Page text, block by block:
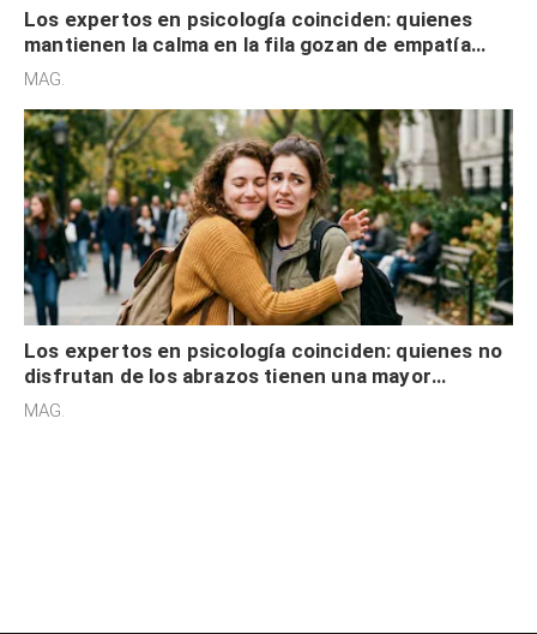
Los expertos en psicología coinciden: quienes
mantienen la calma en la fila gozan de empatía
cognitiva, gratitud y no solo tienen autocontrol
MAG.
Los expertos en psicología coinciden: quienes no
disfrutan de los abrazos tienen una mayor
sensibilidad a los estímulos físicos y no es por
MAG.